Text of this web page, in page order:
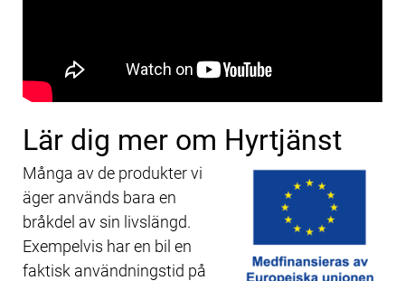
Lär dig mer om Hyrtjänst
Många av de produkter vi
äger används bara en
bråkdel av sin livslängd.
Exempelvis har en bil en
faktisk användningstid på